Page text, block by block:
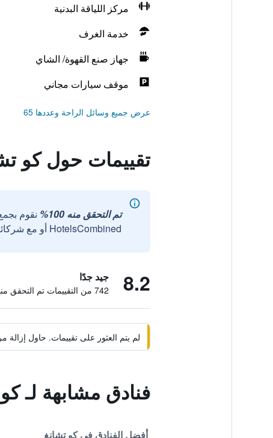
مركز اللياقة البدنية
خدمة الغرف
جهاز صنع القهوة/ الشاي
موقف سيارات مجاني
عرض جميع وسائل الراحة وعددها 65
تقييمات حول كو
تم التحقق منه 100%
نقوم
HotelsCombined أو مع شركائنا الخارجيين الموثوقين.
8.2 جيد جدًا
742 من التقييمات تم التحقق منها
لم يتم العثور على تقييمات. حاول
فنادق مشابهة لـ
أفضل الفنادق في كو تشانغ